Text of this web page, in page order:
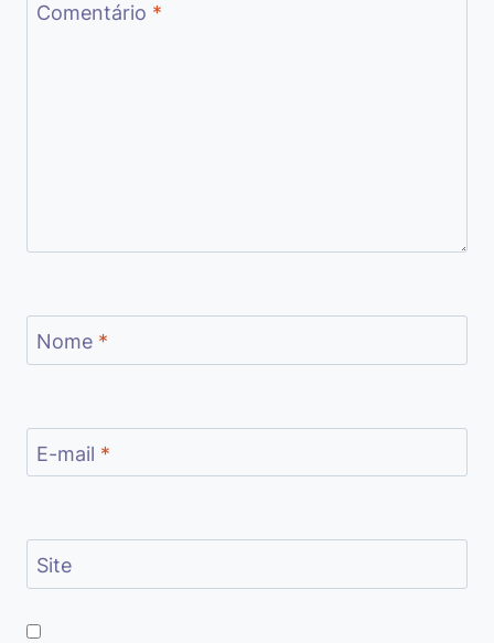
Comentário *
Nome *
E-mail *
Site